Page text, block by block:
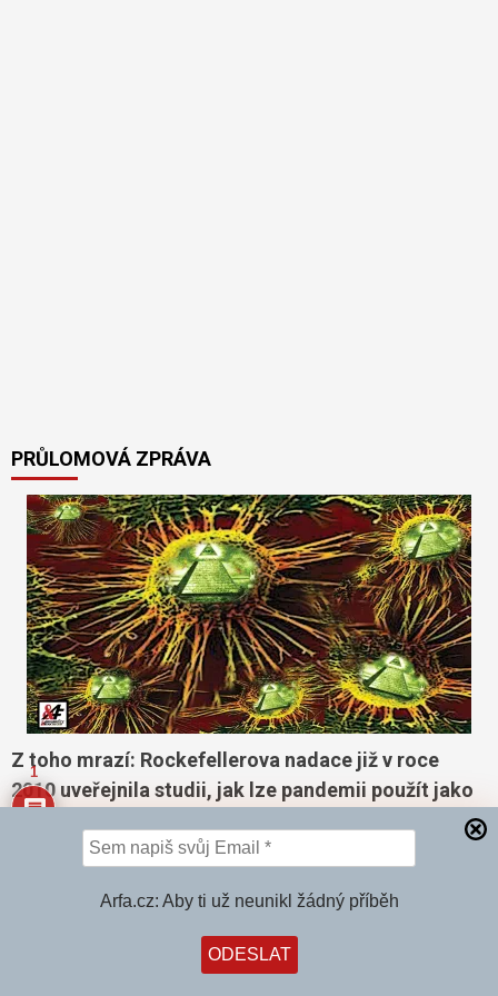
Arfa.cz: Aby ti už neunikl žádný příběh
PRŮLOMOVÁ ZPRÁVA
Z toho mrazí: Rockefellerova nadace již v roce
2010 uveřejnila studii, jak lze pandemii použít jako
CHTĚJÍ NÁS UMLČET!
1